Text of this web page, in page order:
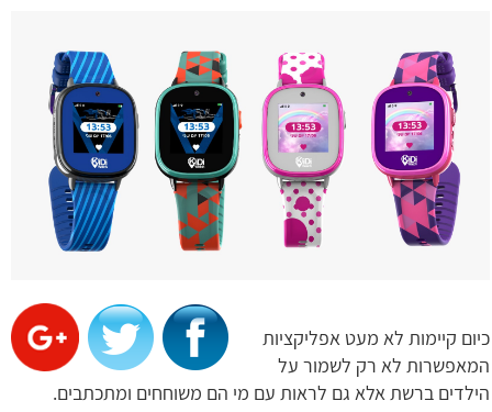
כיום קיימות לא מעט אפליקציות
המאפשרות לא רק לשמור על
הילדים ברשת אלא גם לראות עם מי הם משוחחים ומתכתבים.